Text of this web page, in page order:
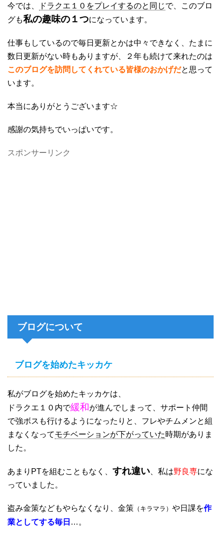
今では、 ドラクエ１０をプレイするのと同じで、このブロ
グも私の趣味の１つになっています。
仕事もしているので毎日更新とかは中々できなく、たまに
数日更新がない時もありますが、２年も続けて来れたのは
このブログを訪問してくれている皆様のおかげだと思って
います。
本当にありがとうございます☆
感謝の気持ちでいっぱいです。
スポンサーリンク
ブログについて
ブログを始めたキッカケ
私がブログを始めたキッカケは、
ドラクエ１０内で緩和が進んでしまって、サポート仲間
で強ボスも行けるようになったりと、フレやチムメンと組
まなくなってモチベーションが下がっていた時期がありま
した。
あまりPTを組むこともなく、 すれ違い 、私は野良専にな
っていました。
盗み金策などもやらなくなり、金策 （キラマラ） や日課を作
業としてする毎日 …。